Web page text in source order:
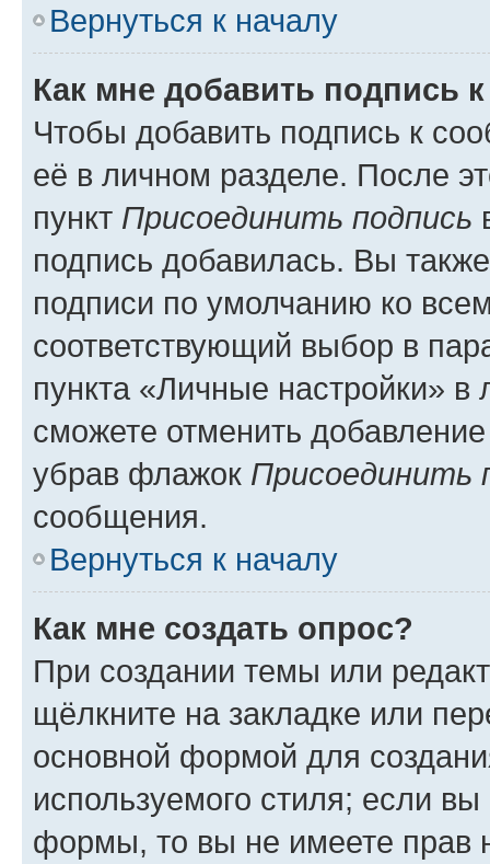
Вернуться к началу
Как мне добавить подпись
Чтобы добавить подпись к
её в личном разделе. После
пункт Присоединить подпись
подпись добавилась. Вы
подписи по умолчанию ко
соответствующий выбор в
пункта «Личные настройки»
сможете отменить
убрав флажок Присоединить
сообщения.
Вернуться к началу
Как мне создать опрос?
При создании темы или
щёлкните на закладке или
основной формой для
используемого стиля; если
формы, то вы не имеете прав